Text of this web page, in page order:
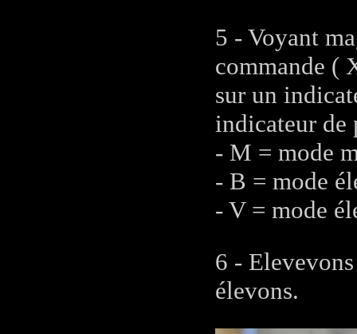
5 - Voyant
commande (
sur un
indicateur de
- M = mode
- B = mode
- V = mode
6 -
élevons.